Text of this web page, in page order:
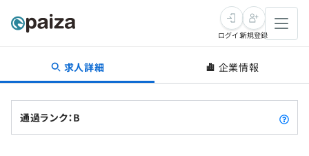
転職・キャリア
新卒就活
ログイン新規登録
求人詳細 企業情報
通過ランク：B